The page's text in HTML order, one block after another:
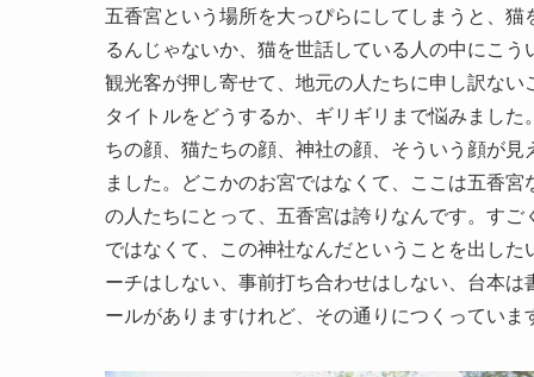
五香宮という場所を大っぴらにしてしまうと、
るんじゃないか、猫を世話している人の中にこ
観光客が押し寄せて、地元の人たちに申し訳な
タイトルをどうするか、ギリギリまで悩みまし
ちの顔、猫たちの顔、神社の顔、そういう顔が
ました。どこかのお宮ではなくて、ここは五香
の人たちにとって、五香宮は誇りなんです。す
ではなくて、この神社なんだということを出し
ーチはしない、事前打ち合わせはしない、台本
ールがありますけれど、その通りにつくっていま